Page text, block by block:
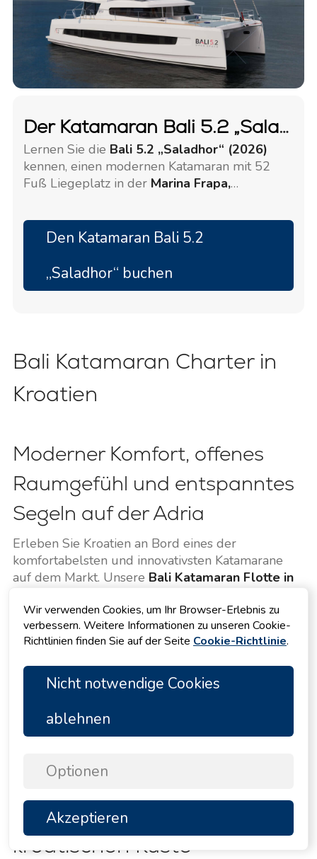
Der Katamaran Bali 5.2 „Saladhor“
Lernen Sie die Bali 5.2 „Saladhor“ (2026)
kennen, einen modernen Katamaran mit 52
Fuß Liegeplatz in der Marina Frapa,
geschaffen für komfortables Inselhüpfen mit
einer größeren Gruppe.
2 Kabinensowie 6 + 2 Badezimmern mit WC
und Dusche
Den Katamaran Bali 5.2
„Saladhor“ buchen
Bali Katamaran Charter in
Kroatien
Moderner Komfort, offenes
Raumgefühl und entspanntes
Segeln auf der Adria
Erleben Sie Kroatien an Bord eines der
komfortabelsten und innovativsten Katamarane
auf dem Markt. Unsere Bali Katamaran Flotte in
Maximum an Platz, Stabilität und entspanntem
Wohnen im Stil einer Villa genießen möchten.
festen Vordercockpit und dem Panoramasalon
Bali Katamaraneideal für Familien, Paare
vollem Komfort erleben möchten.
Warum wir uns für Bali
Katamarane an der
kroatischen Küste
Wir verwenden Cookies, um Ihr Browser-Erlebnis zu
verbessern. Weitere Informationen zu unseren Cookie-
Richtlinien finden Sie auf der Seite Cookie-Richtlinie.
Nicht notwendige Cookies
ablehnen
Optionen
Akzeptieren